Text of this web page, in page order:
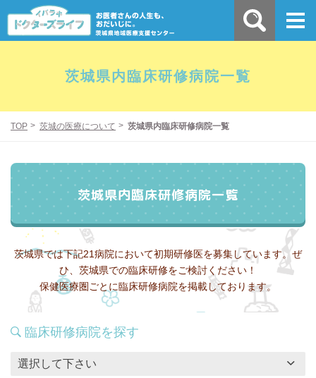
茨城県内臨床研修病院一覧
TOP 茨城の医療について 茨城県内臨床研修病院一覧
茨城県内臨床研修病院一覧
茨城県では下記21病院において初期研修医を募集しています。ぜ
ひ、茨城県での臨床研修をご検討ください！
保健医療圏ごとに臨床研修病院を掲載しております。
臨床研修病院を探す
選択して下さい